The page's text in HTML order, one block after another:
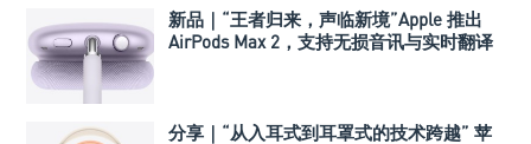
新品｜“王者归来，声临新境”Apple 推出
AirPods Max 2，支持无损音讯与实时翻译
分享｜“从入耳式到耳罩式的技术跨越” 苹